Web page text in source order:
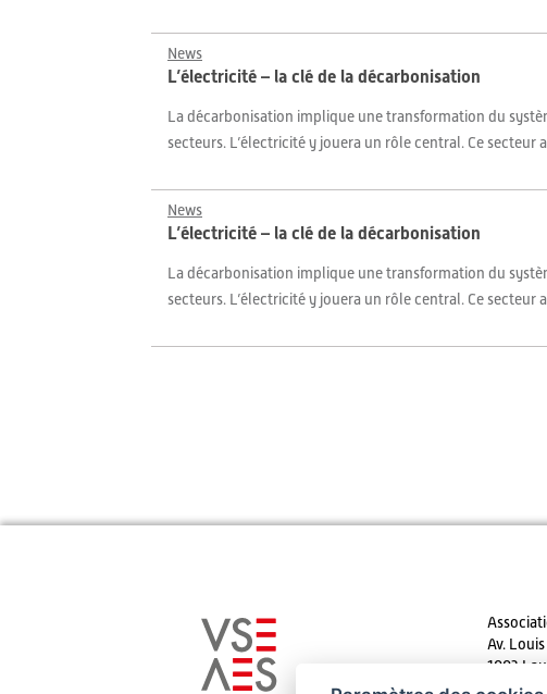
News
L’électricité – la clé de la décarbonisation
La décarbonisation implique une transformation du
secteurs. L’électricité y jouera un rôle central. Ce
News
L’électricité – la clé de la décarbonisation
La décarbonisation implique une transformation du
secteurs. L’électricité y jouera un rôle central. Ce
Av.
1003